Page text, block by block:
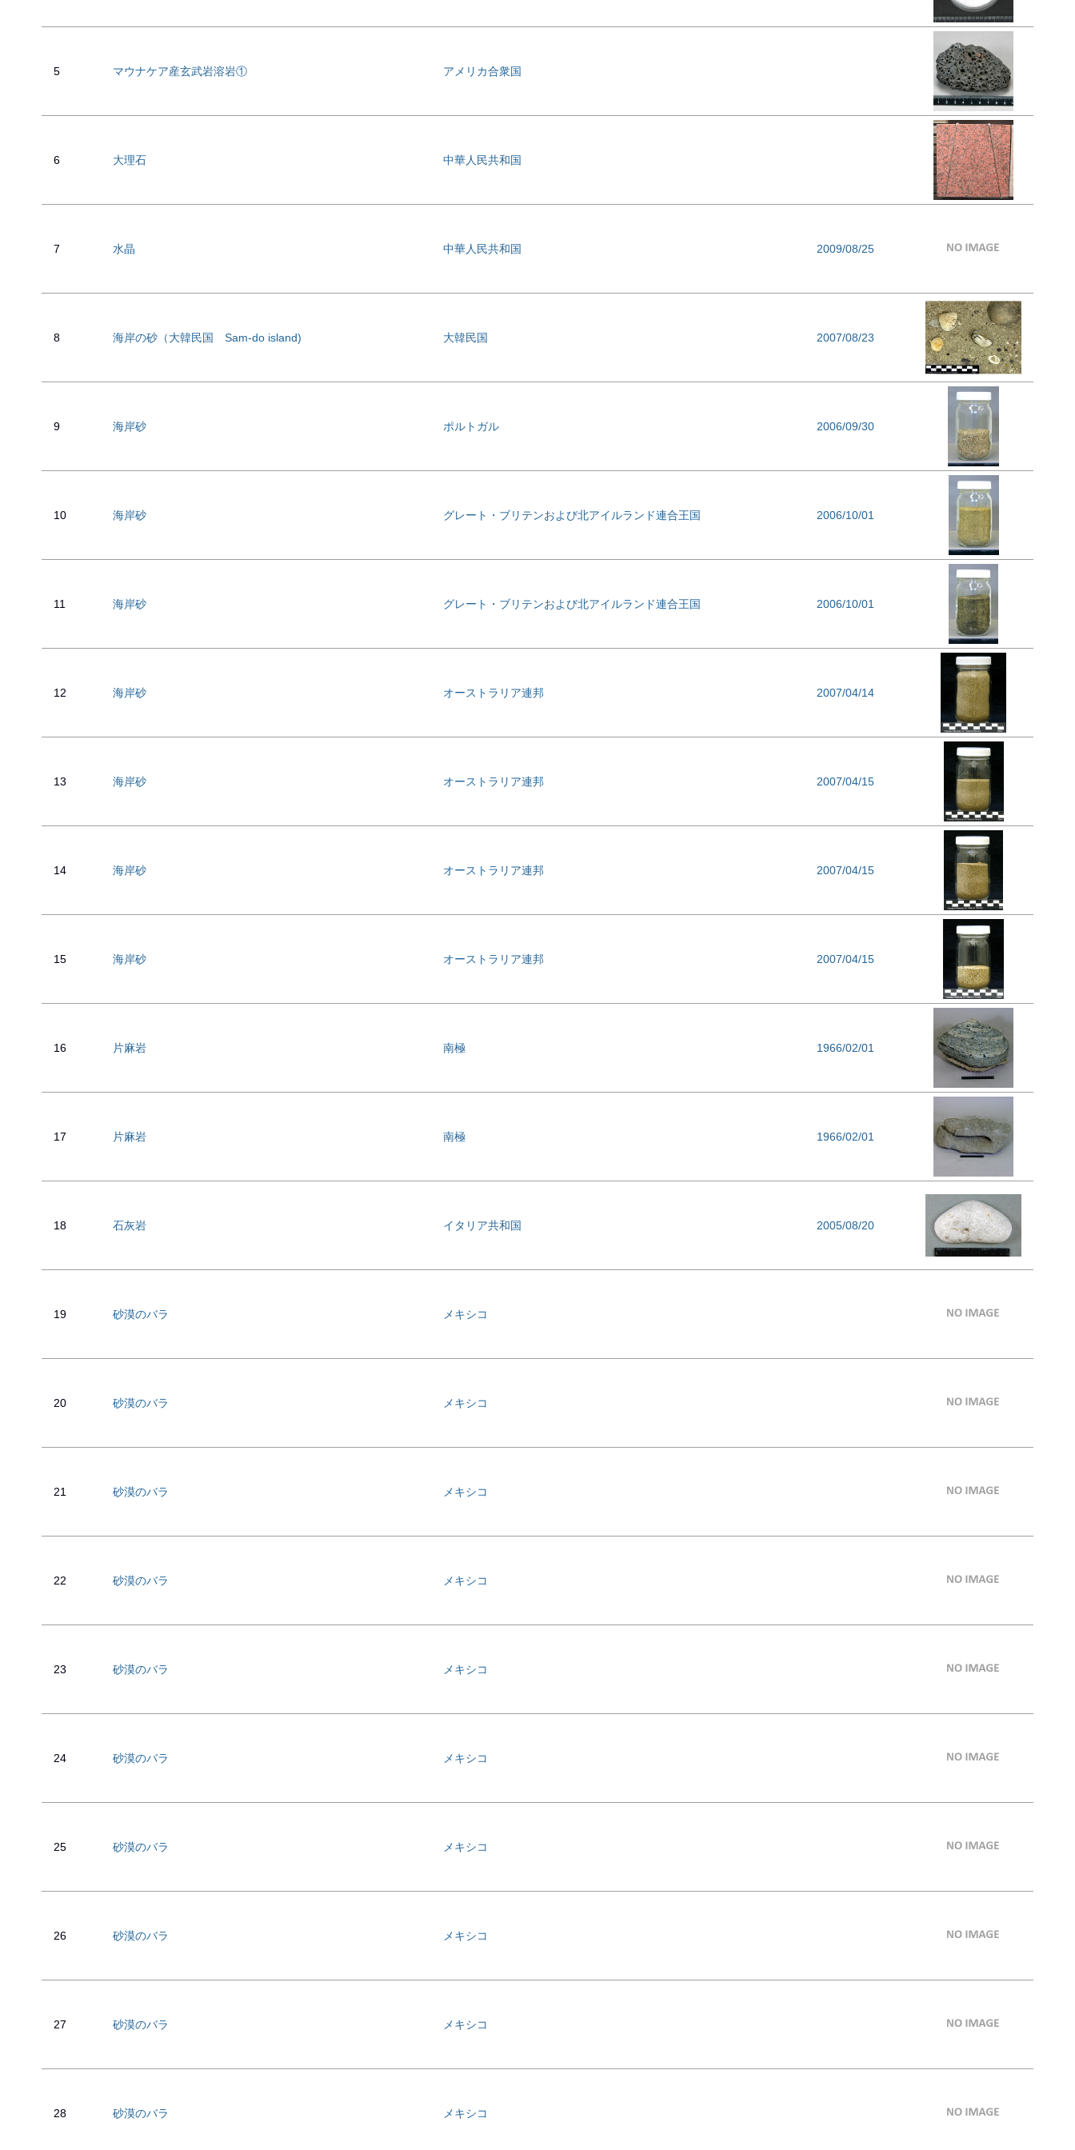
5 マウナケア産玄武岩溶岩① アメリカ合衆国
6 大理石 中華人民共和国
7 水晶 中華人民共和国 2009/08/25
8 海岸の砂（大韓民国 Sam-do island) 大韓民国 2007/08/23
9 海岸砂 ポルトガル 2006/09/30
10 海岸砂 グレート・ブリテンおよび北アイルランド連合王国 2006/10/01
11 海岸砂 グレート・ブリテンおよび北アイルランド連合王国 2006/10/01
12 海岸砂 オーストラリア連邦 2007/04/14
13 海岸砂 オーストラリア連邦 2007/04/15
14 海岸砂 オーストラリア連邦 2007/04/15
15 海岸砂 オーストラリア連邦 2007/04/15
16 片麻岩 南極 1966/02/01
17 片麻岩 南極 1966/02/01
18 石灰岩 イタリア共和国 2005/08/20
19 砂漠のバラ メキシコ
20 砂漠のバラ メキシコ
21 砂漠のバラ メキシコ
22 砂漠のバラ メキシコ
23 砂漠のバラ メキシコ
24 砂漠のバラ メキシコ
25 砂漠のバラ メキシコ
26 砂漠のバラ メキシコ
27 砂漠のバラ メキシコ
28 砂漠のバラ メキシコ